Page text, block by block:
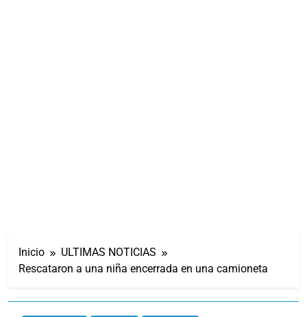
Inicio
ULTIMAS NOTICIAS
Rescataron a una niña encerrada en una camioneta